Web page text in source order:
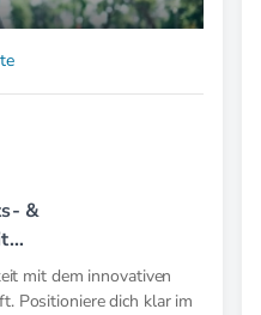
&
mit dem innovativen
im